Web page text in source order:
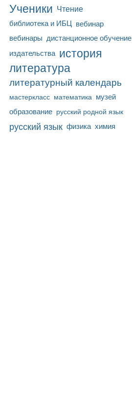
Ученики Чтение
библиотека и ИБЦ вебинар
вебинары дистанционное обучение
издательства история
литература
литературный календарь
мастеркласс математика музей
образование русский родной язык
русский язык физика химия